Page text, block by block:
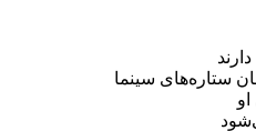
ستاره‌های سینما